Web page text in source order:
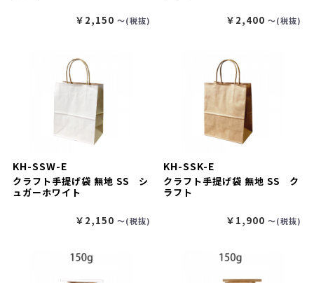
￥2,150 〜(税抜) ￥2,400 〜(税抜)
KH-SSW-E
クラフト手提げ袋 無地 SS シ
ュガーホワイト
￥2,150 〜(税抜)
KH-SSK-E
クラフト手提げ袋 無地 SS ク
ラフト
￥1,900 〜(税抜)